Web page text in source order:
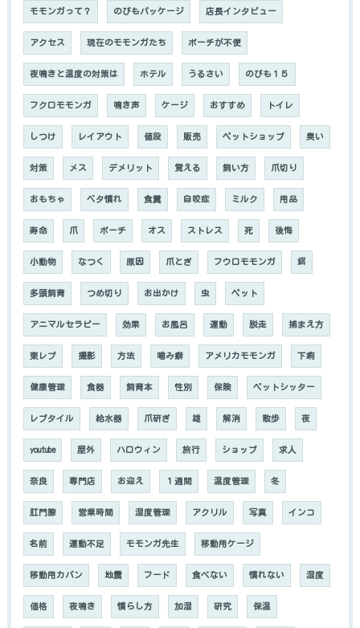
モモンガって？ のびもパッケージ 店長インタビュー
アクセス 現在のモモンガたち ポーチが不便
夜鳴きと温度の対策は ホテル うるさい のびも１５
フクロモモンガ 鳴き声 ケージ おすすめ トイレ
しつけ レイアウト 値段 販売 ペットショップ 臭い
対策 メス デメリット 覚える 飼い方 爪切り
おもちゃ ベタ慣れ 食糞 自咬症 ミルク 用品
寿命 爪 ポーチ オス ストレス 死 後悔
小動物 なつく 原因 爪とぎ フウロモモンガ 餌
多頭飼育 つめ切り お出かけ 虫 ペット
アニマルセラピー 効果 お風呂 運動 脱走 捕まえ方
東レプ 撮影 方法 噛み癖 アメリカモモンガ 下痢
健康管理 食器 飼育本 性別 保険 ペットシッター
レプタイル 給水器 爪研ぎ 雄 解消 散歩 夜
youtube 屋外 ハロウィン 旅行 ショップ 求人
奈良 専門店 お迎え １週間 温度管理 冬
肛門腺 営業時間 湿度管理 アクリル 写真 インコ
名前 運動不足 モモンガ先生 移動用ケージ
移動用カバン 地震 フード 食べない 慣れない 湿度
価格 夜鳴き 慣らし方 加湿 研究 保温